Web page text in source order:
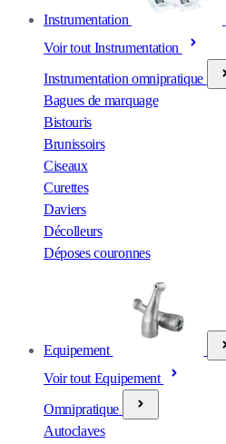
Instrumentation
Voir tout Instrumentation
Instrumentation omnipratique
Bagues de marquage
Bistouris
Brunissoirs
Ciseaux
Curettes
Daviers
Décolleurs
Déposes couronnes
Equipement
Voir tout Equipement
Omnipratique
Autoclaves